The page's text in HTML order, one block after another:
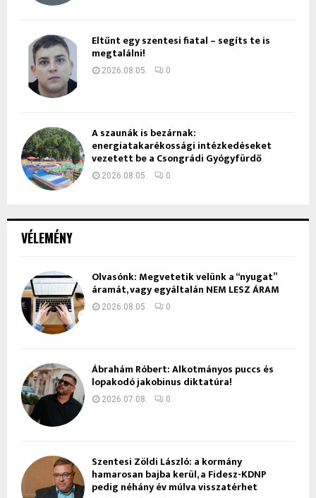
VÉLEMÉNY
Olvasónk: Megvetetik velünk a “nyugat”
áramát, vagy egyáltalán NEM LESZ ÁRAM
2026.08.05. 0
Ábrahám Róbert: Alkotmányos puccs és
lopakodó jakobinus diktatúra!
2026.07.08. 0
Szentesi Zöldi László: a kormány
hamarosan bajba kerül, a Fidesz-KDNP
pedig néhány év múlva visszatérhet
Eltűnt egy szentesi fiatal – segíts te is
megtalálni!
2026.08.05. 0
A szaunák is bezárnak:
energiatakarékossági intézkedéseket
vezetett be a Csongrádi Gyógyfürdő
2026.08.05. 0